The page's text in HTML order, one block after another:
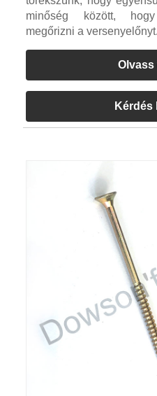
minőség között,
megőrizni a versenyelőnyt.
Kérdés